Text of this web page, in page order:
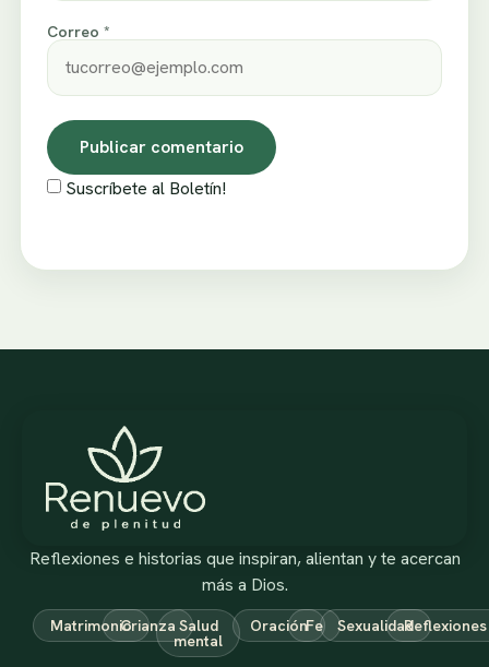
Correo *
Suscríbete al Boletín!
Reflexiones e historias que inspiran, alientan y te acercan
más a Dios.
MatrimonioCrianza Salud
mental
OraciónFe SexualidadReflexiones